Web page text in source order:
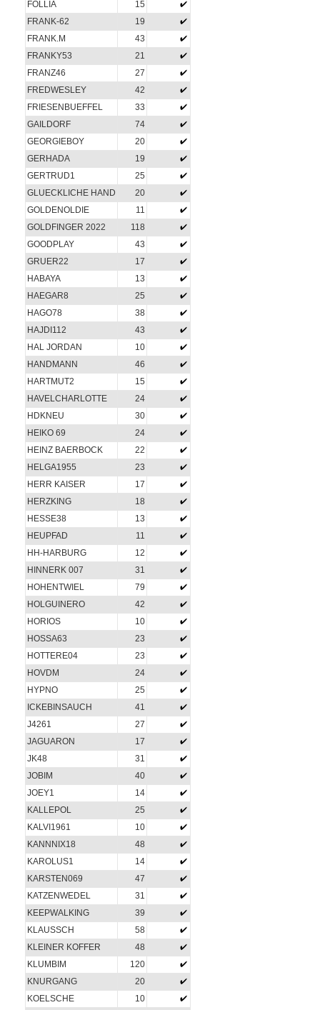
FOLLIA
15
FRANK-62
19
FRANK.M
43
FRANKY53
21
FRANZ46
27
FREDWESLEY
42
FRIESENBUEFFEL
33
GAILDORF
74
GEORGIEBOY
20
GERHADA
19
GERTRUD1
25
GLUECKLICHE HAND
20
GOLDENOLDIE
11
GOLDFINGER 2022
118
GOODPLAY
43
GRUER22
17
HABAYA
13
HAEGAR8
25
HAGO78
38
HAJDI112
43
HAL JORDAN
10
HANDMANN
46
HARTMUT2
15
HAVELCHARLOTTE
24
HDKNEU
30
HEIKO 69
24
HEINZ BAERBOCK
22
HELGA1955
23
HERR KAISER
17
HERZKING
18
HESSE38
13
HEUPFAD
11
HH-HARBURG
12
HINNERK 007
31
HOHENTWIEL
79
HOLGUINERO
42
HORIOS
10
HOSSA63
23
HOTTERE04
23
HOVDM
24
HYPNO
25
ICKEBINSAUCH
41
J4261
27
JAGUARON
17
JK48
31
JOBIM
40
JOEY1
14
KALLEPOL
25
KALVI1961
10
KANNNIX18
48
KAROLUS1
14
KARSTEN069
47
KATZENWEDEL
31
KEEPWALKING
39
KLAUSSCH
58
KLEINER KOFFER
48
KLUMBIM
120
KNURGANG
20
KOELSCHE
10